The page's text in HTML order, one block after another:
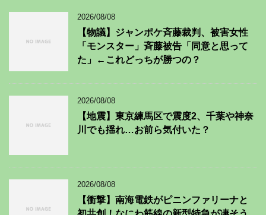
2026/08/08
【物議】ジャンポケ斉藤裁判、被害女性
「モンスター」斉藤被告「同意と思って
た」←これどっちが勝つの？
2026/08/08
【地震】東京練馬区で震度2、千葉や神奈
川でも揺れ…お前ら気付いた？
2026/08/08
【衝撃】南海電鉄がピニンファリーナと